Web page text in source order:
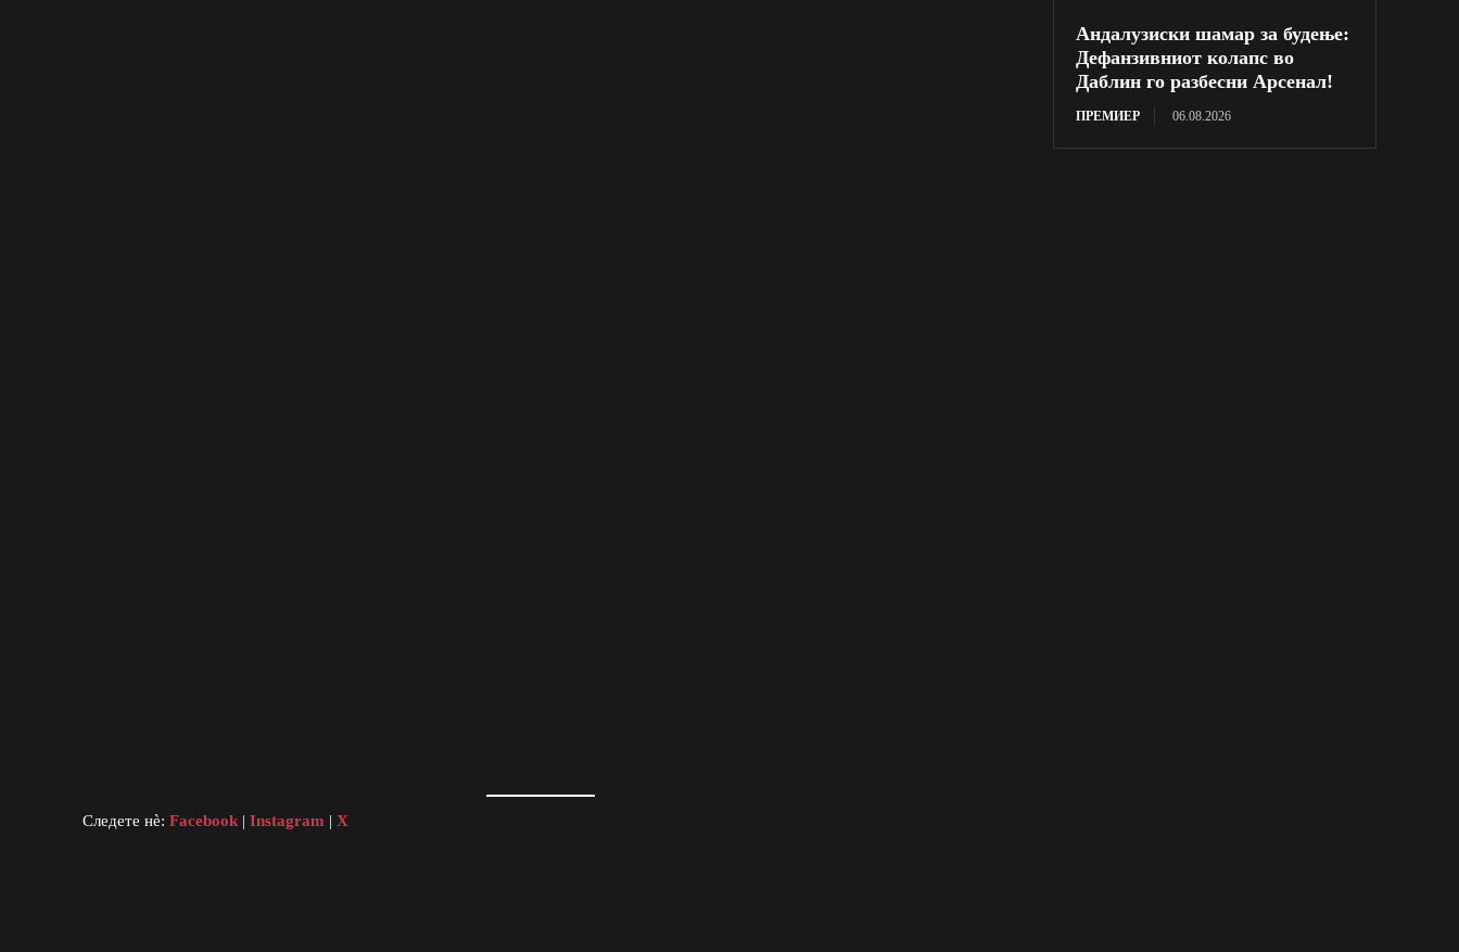
Следете нè: Facebook| Instagram | X
Андалузиски шамар за будење:
Дефанзивниот колапс во
Даблин го разбесни Арсенал!
ПРЕМИЕР 06.08.2026